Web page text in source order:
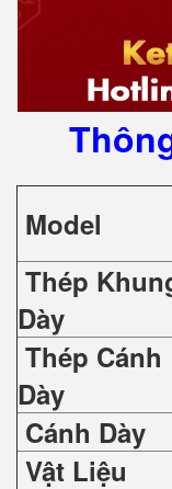
Model
Thép
Dày
Thép Cánh
Dày
Cánh Dày
Vật Liệu